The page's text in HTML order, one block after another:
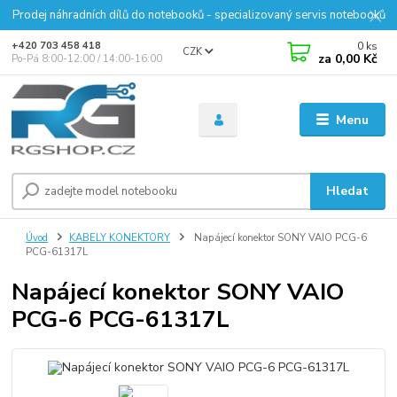
Prodej náhradních dílů do notebooků - specializovaný servis notebooků
Menu
CZK
Hledat
+420 703 458 418
Po-Pá 8:00-12:00 / 14:00-16:00
0 ks
za 0,00 Kč
Úvod KABELY KONEKTORY
Napájecí konektor SONY VAIO PCG-6
PCG-61317L
Napájecí konektor SONY VAIO
PCG-6 PCG-61317L